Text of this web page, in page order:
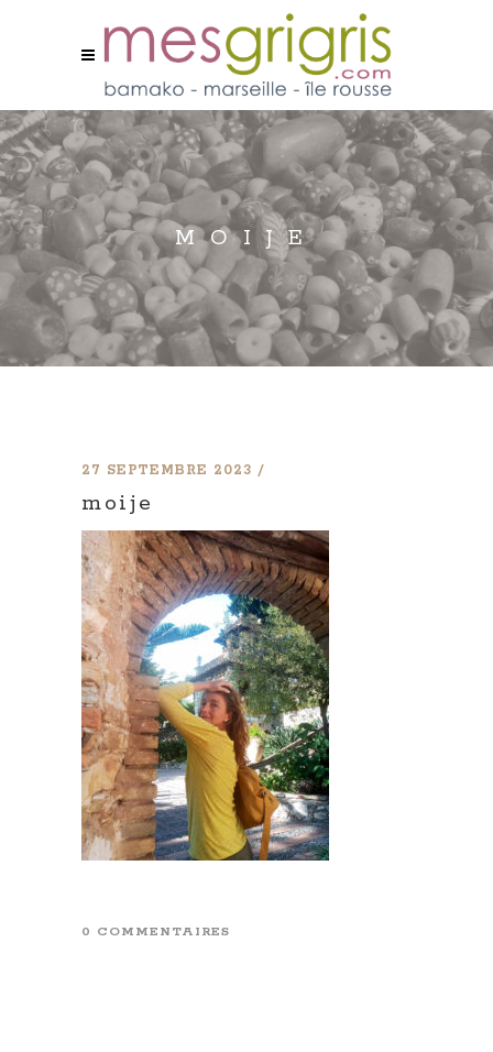
MOIJE
27 SEPTEMBRE 2023
moije
0 COMMENTAIRES